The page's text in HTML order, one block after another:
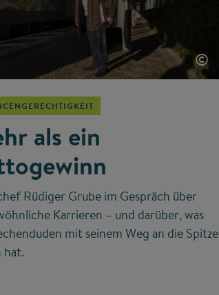
©
als ein
Rüdiger Grube im Gespräch über
Karrieren – und darüber, was
mit seinem Weg an die Spitze
hat.